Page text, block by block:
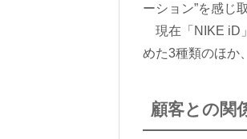
ーション”を感じ
現在「NIKE iD
めた3種類のほか
顧客との関